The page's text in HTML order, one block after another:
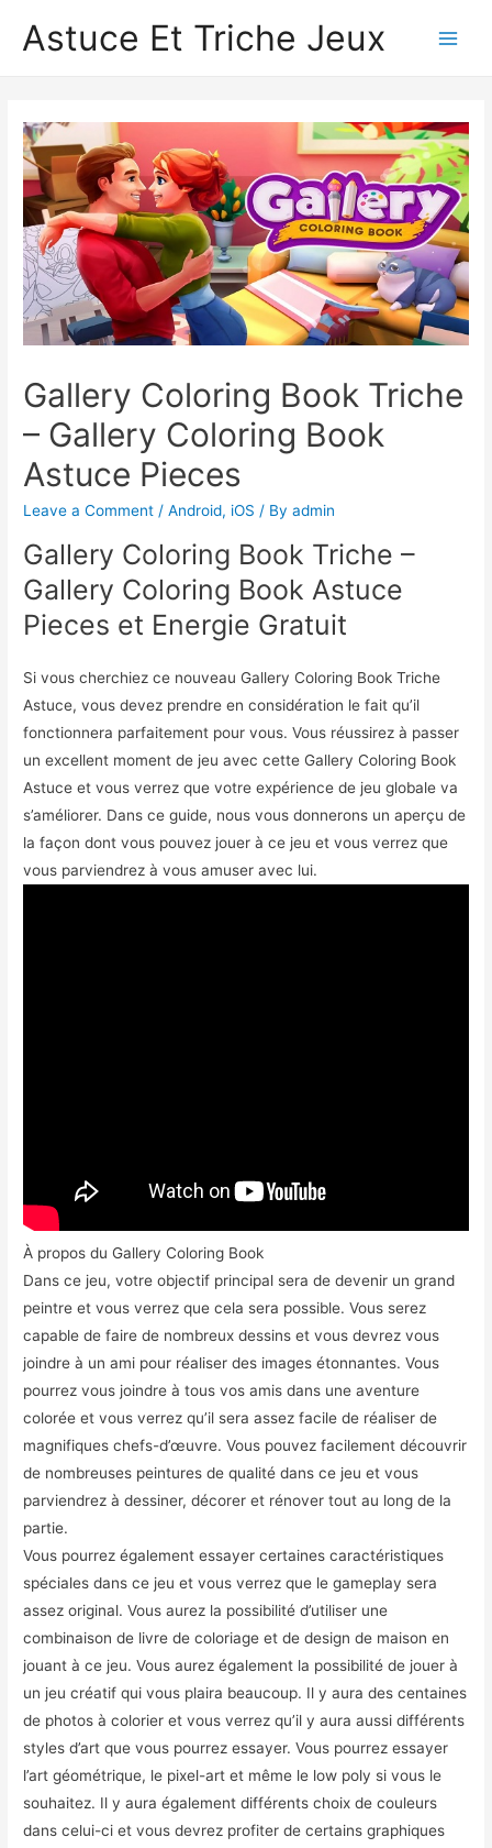
Astuce Et Triche Jeux
Gallery Coloring Book Triche
– Gallery Coloring Book
Astuce Pieces
Leave a Comment /Android, iOS / Byadmin
Gallery Coloring Book Triche –
Gallery Coloring Book Astuce
Pieces et Energie Gratuit
Si vous cherchiez ce nouveau Gallery Coloring Book Triche
Astuce, vous devez prendre en considération le fait qu’il
fonctionnera parfaitement pour vous. Vous réussirez à passer
un excellent moment de jeu avec cette Gallery Coloring Book
Astuce et vous verrez que votre expérience de jeu globale va
s’améliorer. Dans ce guide, nous vous donnerons un aperçu de
la façon dont vous pouvez jouer à ce jeu et vous verrez que
vous parviendrez à vous amuser avec lui.
À propos du Gallery Coloring Book
Dans ce jeu, votre objectif principal sera de devenir un grand
peintre et vous verrez que cela sera possible. Vous serez
capable de faire de nombreux dessins et vous devrez vous
joindre à un ami pour réaliser des images étonnantes. Vous
pourrez vous joindre à tous vos amis dans une aventure
colorée et vous verrez qu’il sera assez facile de réaliser de
magnifiques chefs-d’œuvre. Vous pouvez facilement découvrir
de nombreuses peintures de qualité dans ce jeu et vous
parviendrez à dessiner, décorer et rénover tout au long de la
partie.
Vous pourrez également essayer certaines caractéristiques
spéciales dans ce jeu et vous verrez que le gameplay sera
assez original. Vous aurez la possibilité d’utiliser une
combinaison de livre de coloriage et de design de maison en
jouant à ce jeu. Vous aurez également la possibilité de jouer à
un jeu créatif qui vous plaira beaucoup. Il y aura des centaines
de photos à colorier et vous verrez qu’il y aura aussi différents
styles d’art que vous pourrez essayer. Vous pourrez essayer
l’art géométrique, le pixel-art et même le low poly si vous le
souhaitez. Il y aura également différents choix de couleurs
dans celui-ci et vous devrez profiter de certains graphiques